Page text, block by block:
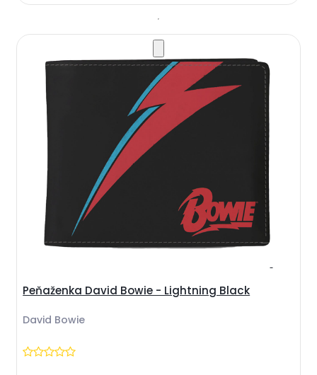
Peňaženka David Bowie - Lightning Black
David Bowie